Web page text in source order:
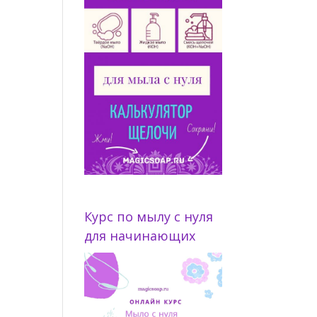
Курс по мылу с нуля
для начинающих